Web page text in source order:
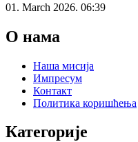
01. March 2026. 06:39
О нама
Наша мисија
Импресум
Контакт
Политика коришћења
Категорије